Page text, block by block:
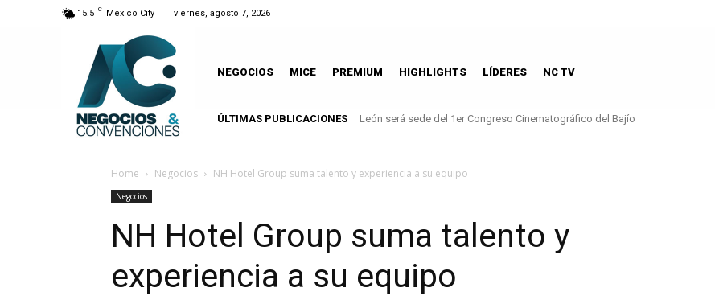
15.5 C Mexico City viernes, agosto 7, 2026
NEGOCIOS MICE PREMIUM HIGHLIGHTS LÍDERES NC TV
ÚLTIMAS PUBLICACIONES León será sede del 1er Congreso Cinematográfico del Bajío
Aeroméxico patrocinador oficial de la NFL en México
Home Negocios NH Hotel Group suma talento y experiencia a su equipo
Negocios
NH Hotel Group suma talento y
experiencia a su equipo